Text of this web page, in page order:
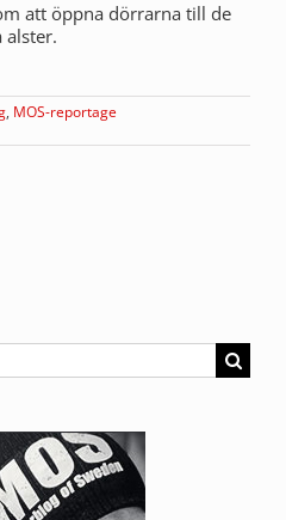
att öppna dörrarna till de
alster.
, MOS-reportage